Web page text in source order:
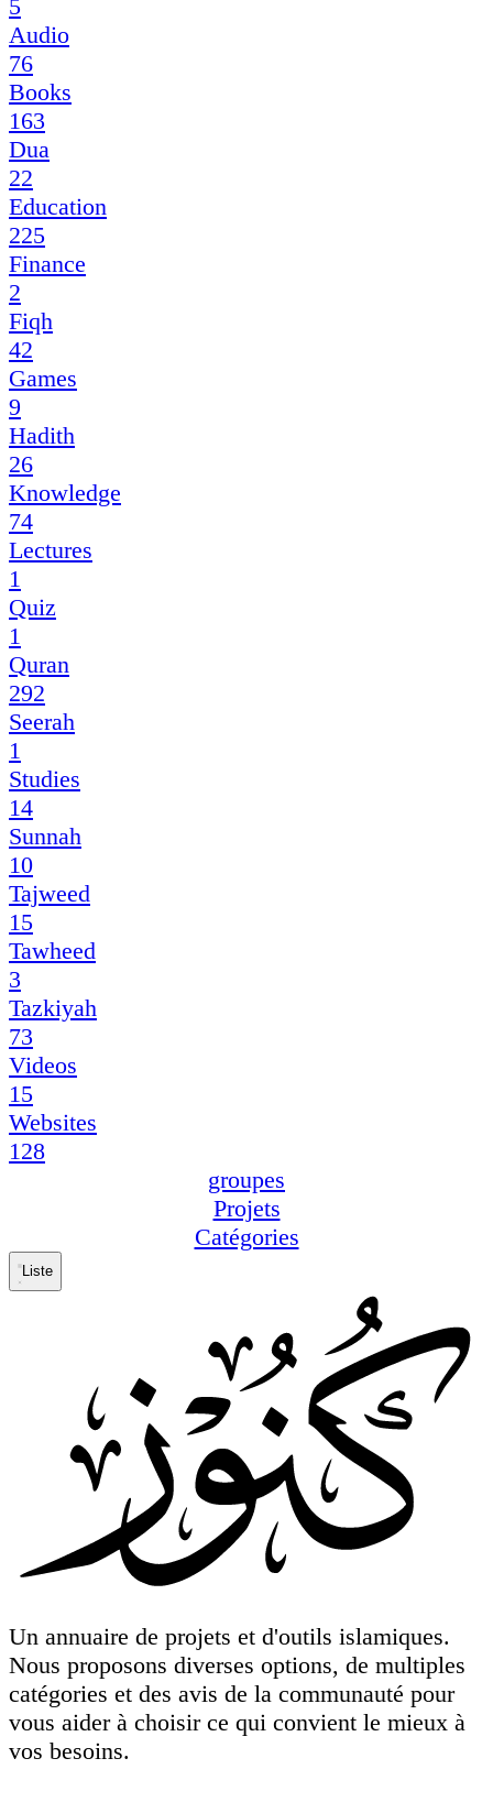
5
Audio
76
Books
163
Dua
22
Education
225
Finance
2
Fiqh
42
Games
9
Hadith
26
Knowledge
74
Lectures
1
Quiz
1
Quran
292
Seerah
1
Studies
14
Sunnah
10
Tajweed
15
Tawheed
3
Tazkiyah
73
Videos
15
Websites
128
groupes
Projets
Catégories
Liste
Un annuaire de projets et d'outils islamiques.
Nous proposons diverses options, de multiples
catégories et des avis de la communauté pour
vous aider à choisir ce qui convient le mieux à
vos besoins.